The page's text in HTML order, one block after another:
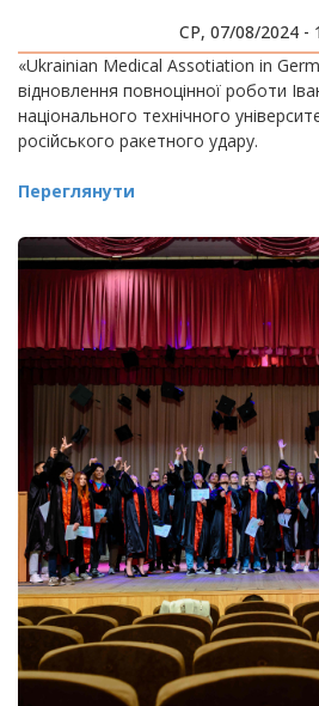
СР, 07/08/2024 -
«Ukrainian Medical Assotiation in
відновлення повноцінної роботи
національного технічного
російського ракетного удару.
Переглянути